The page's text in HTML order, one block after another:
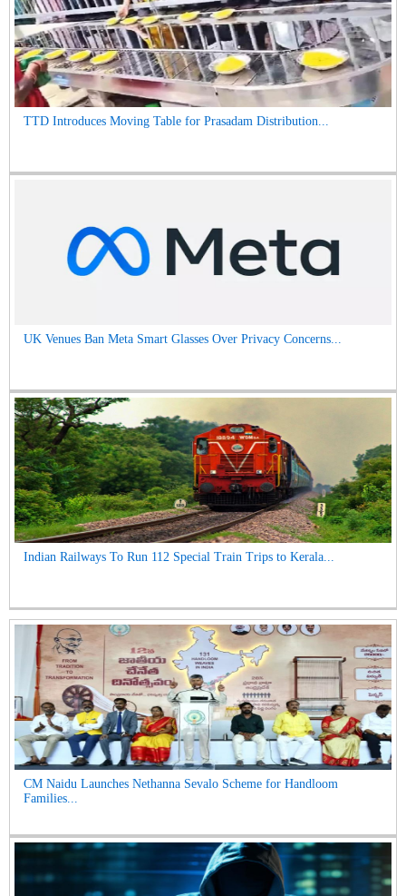
TTD Introduces Moving Table for Prasadam Distribution...
UK Venues Ban Meta Smart Glasses Over Privacy Concerns...
Indian Railways To Run 112 Special Train Trips to Kerala...
CM Naidu Launches Nethanna Sevalo Scheme for Handloom
Families...